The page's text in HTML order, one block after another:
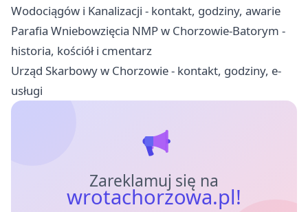
Wodociągów i Kanalizacji - kontakt, godziny, awarie
Parafia Wniebowzięcia NMP w Chorzowie-Batorym -
historia, kościół i cmentarz
Urząd Skarbowy w Chorzowie - kontakt, godziny, e-
usługi
Zareklamuj się na
wrotachorzowa.pl!